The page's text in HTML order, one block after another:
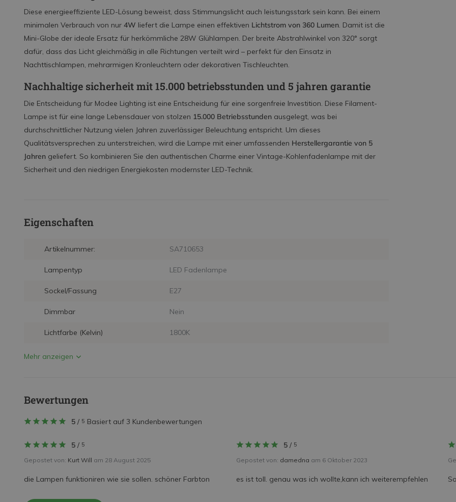
Diese energieeffiziente LED-Lösung beweist, dass Stimmungslicht auch leistungsstark sein kann. Bei einem
minimalen Verbrauch von nur 4W liefert die Lampe einen effektiven Lichtstrom von 360 Lumen. Damit ist die
Mini-Globe der ideale Ersatz für herkömmliche 28W Glühlampen. Der breite Abstrahlwinkel von 320° sorgt
dafür, dass das Licht gleichmäßig in alle Richtungen verteilt wird – perfekt für den Einsatz in
Nachttischlampen, mehrarmigen Kronleuchtern oder dekorativen Tischleuchten.
Nachhaltige sicherheit mit 15.000 betriebsstunden und 5 jahren garantie
Die Entscheidung für Modee Lighting ist eine Entscheidung für eine sorgenfreie Investition. Diese Filament-
Lampe ist für eine lange Lebensdauer von stolzen 15.000 Betriebsstunden ausgelegt, was bei
durchschnittlicher Nutzung vielen Jahren zuverlässiger Beleuchtung entspricht. Um dieses
Qualitätsversprechen zu unterstreichen, wird die Lampe mit einer umfassenden Herstellergarantie von 5
Jahren geliefert. So kombinieren Sie den authentischen Charme einer Vintage-Kohlenfadenlampe mit der
Sicherheit und den niedrigen Energiekosten modernster LED-Technik.
Eigenschaften
Artikelnummer: SA710653
Lampentyp LED Fadenlampe
Sockel/Fassung E27
Dimmbar Nein
Lichtfarbe (Kelvin) 1800K
Mehr anzeigen
Bewertungen
5 / 5 Basiert auf 3 Kundenbewertungen
5 / 5
Gepostet von: Kurt Will am 28 August 2025
die Lampen funktioniren wie sie sollen. schöner Farbton
5/ 5
Gepostet von: damedna am 6 Oktober 2023
es ist toll. genau was ich wollte,kann ich weiterempfehlen